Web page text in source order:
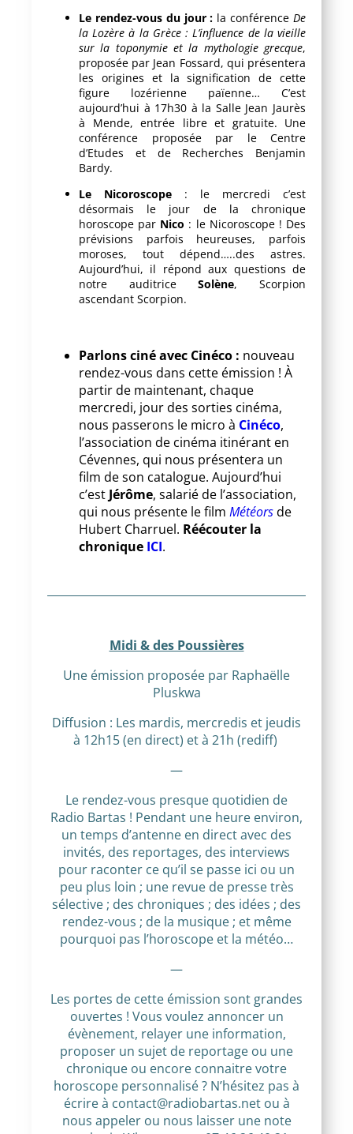
Le rendez-vous du jour : la conférenceDe
la Lozère à la Grèce : L’influence de la vieille
sur la toponymie et la mythologie grecque,
proposée par Jean Fossard, qui présentera
les origines et la signification de cette
figure lozérienne païenne… C’est
aujourd’hui à 17h30 à la Salle Jean Jaurès
à Mende, entrée libre et gratuite. Une
conférence proposée par le Centre
d’Etudes et de Recherches Benjamin
Bardy.
Le Nicoroscope : le mercredi c’est
désormais le jour de la chronique
horoscope par Nico : le Nicoroscope ! Des
prévisions parfois heureuses, parfois
moroses, tout dépend…..des astres.
Aujourd’hui, il répond aux questions de
notre auditriceSolène, Scorpion
ascendant Scorpion.
Parlons ciné avec Cinéco : nouveau
rendez-vous dans cette émission ! À
partir de maintenant, chaque
mercredi, jour des sorties cinéma,
nous passerons le micro à Cinéco,
l’association de cinéma itinérant en
Cévennes, qui nous présentera un
film de son catalogue. Aujourd’hui
c’est Jérôme, salarié de l’association,
qui nous présente le film Météorsde
Hubert Charruel. Réécouter la
chronique ICI.
Midi & des Poussières
Une émission proposée par Raphaëlle
Pluskwa
Diffusion : Les mardis, mercredis et jeudis
à 12h15 (en direct) et à 21h (rediff)
—
Le rendez-vous presque quotidien de
Radio Bartas ! Pendant une heure environ,
un temps d’antenne en direct avec des
invités, des reportages, des interviews
pour raconter ce qu’il se passe ici ou un
peu plus loin ; une revue de presse très
sélective ; des chroniques ; des idées ; des
rendez-vous ; de la musique ; et même
pourquoi pas l’horoscope et la météo…
—
Les portes de cette émission sont grandes
ouvertes ! Vous voulez annoncer un
évènement, relayer une information,
proposer un sujet de reportage ou une
chronique ou encore connaitre votre
horoscope personnalisé ? N’hésitez pas à
écrire à contact@radiobartas.net ou à
nous appeler ou nous laisser une note